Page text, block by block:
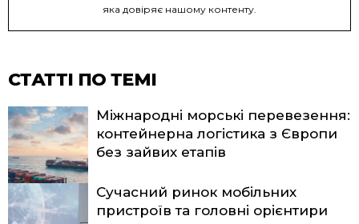
яка довіряє нашому контенту.
СТАТТІ ПО ТЕМІ
Міжнародні морські перевезення:
контейнерна логістика з Європи
без зайвих етапів
Сучасний ринок мобільних
пристроїв та головні орієнтири